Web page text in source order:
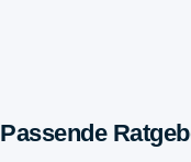
Passende